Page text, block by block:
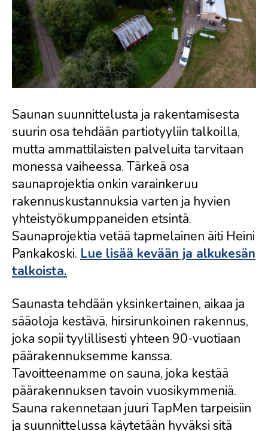
Saunan suunnittelusta ja rakentamisesta
suurin osa tehdään partiotyyliin talkoilla,
mutta ammattilaisten palveluita tarvitaan
monessa vaiheessa. Tärkeä osa
saunaprojektia onkin varainkeruu
rakennuskustannuksia varten ja hyvien
yhteistyökumppaneiden etsintä.
Saunaprojektia vetää tapmelainen äiti Heini
Pankakoski. Lue lisää kevään ja alkukesän
talkoista.
Saunasta tehdään yksinkertainen, aikaa ja
sääoloja kestävä, hirsirunkoinen rakennus,
joka sopii tyylillisesti yhteen 90-vuotiaan
päärakennuksemme kanssa.
Tavoitteenamme on sauna, joka kestää
päärakennuksen tavoin vuosikymmeniä.
Sauna rakennetaan juuri TapMen tarpeisiin
ja suunnittelussa käytetään hyväksi sitä